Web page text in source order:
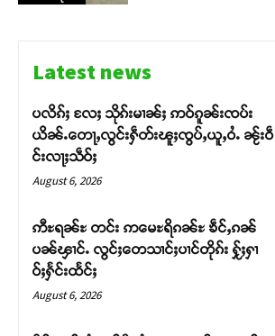
Latest news
ပလိၵ်ႈ လႄႈ သိုၵ်းမၢၼ်ႈ ဢဝ်ၵူၼ်းၸပ်း
ယိၼ်ႉတေႃႇလွင်းႁဵတ်းၽူႈၸွပ်ႇယူႇဝႆႉ ၼႂ်းဝဵ
င်းလႃႈသဵဝ်ႈ
August 6, 2026
ဢီႊရၼ်ႊ တင်း ဢမေႊရိၵၼ်ႊ ၶဵင်ႇၵၼ်
ပၼ်ၾၢင်ႉ လွင်ႈတေသၢင်ႈပၢင်တိုၵ်း ႁႂ်ႈႁၢ
ဝ်ႈႁႅင်းထႅင်ႈ
August 6, 2026